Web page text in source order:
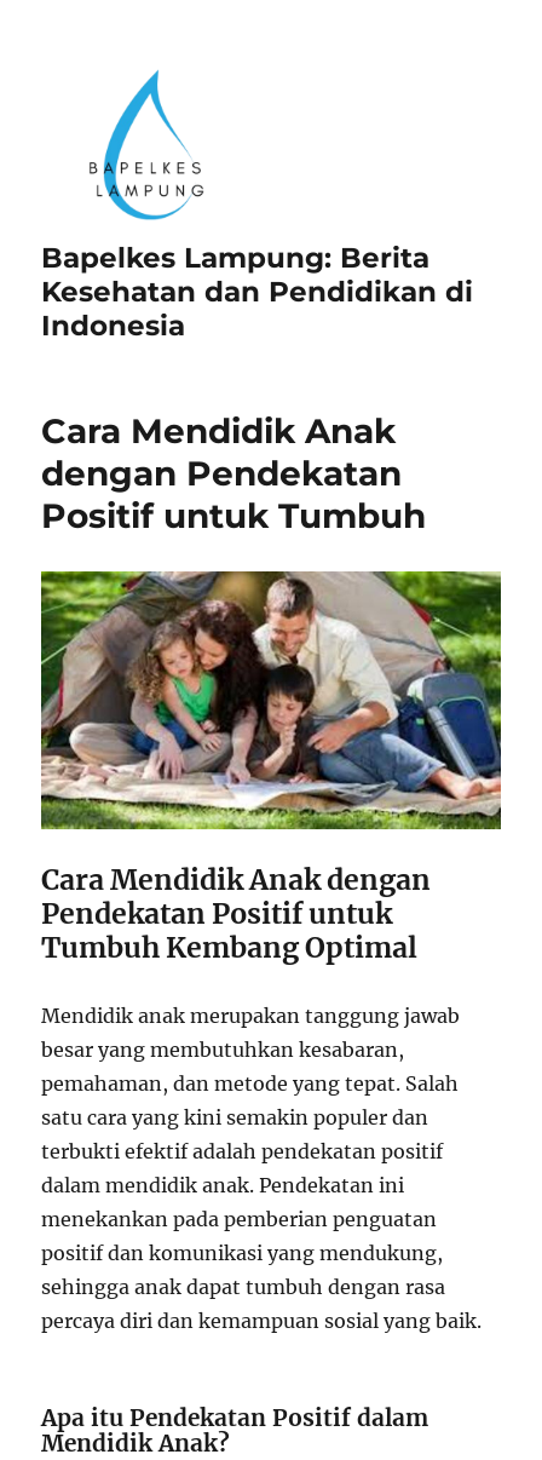
Bapelkes Lampung: Berita
Kesehatan dan Pendidikan di
Indonesia
Cara Mendidik Anak
dengan Pendekatan
Positif untuk Tumbuh
Cara Mendidik Anak dengan
Pendekatan Positif untuk
Tumbuh Kembang Optimal
Mendidik anak merupakan tanggung jawab
besar yang membutuhkan kesabaran,
pemahaman, dan metode yang tepat. Salah
satu cara yang kini semakin populer dan
terbukti efektif adalah pendekatan positif
dalam mendidik anak. Pendekatan ini
menekankan pada pemberian penguatan
positif dan komunikasi yang mendukung,
sehingga anak dapat tumbuh dengan rasa
percaya diri dan kemampuan sosial yang baik.
Apa itu Pendekatan Positif dalam
Mendidik Anak?